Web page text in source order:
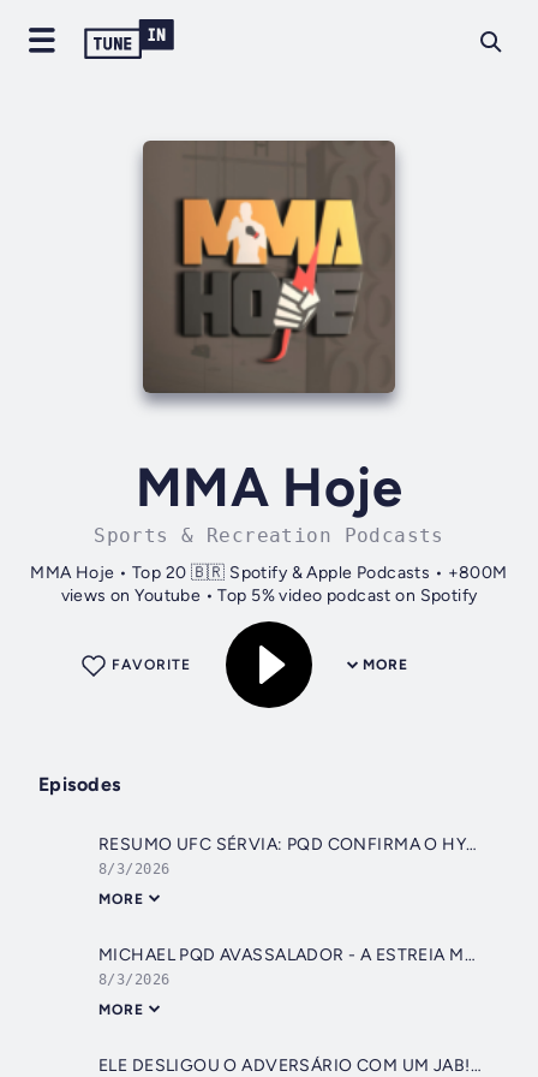
MMA Hoje
Sports & Recreation Podcasts
MMA Hoje • Top 20 🇧🇷 Spotify & Apple Podcasts • +800M
views on Youtube • Top 5% video podcast on Spotify
MORE
FAVORITE
Episodes
RESUMO UFC SÉRVIA: PQD CONFIRMA O HYPE E DESTRÓI NA ESTRÉIA | SORTEIO CAMISETAS VENUM & PRÉVIA UFC
8/3/2026
MORE
MICHAEL PQD AVASSALADOR - A ESTREIA MAIS HYPADA DE UM BRASILEIRO NO UFC?
8/3/2026
MORE
ELE DESLIGOU O ADVERSÁRIO COM UM JAB! PQD CHEGOU E CONVENCEU - O QUE EU VI NO UFC | #resenha